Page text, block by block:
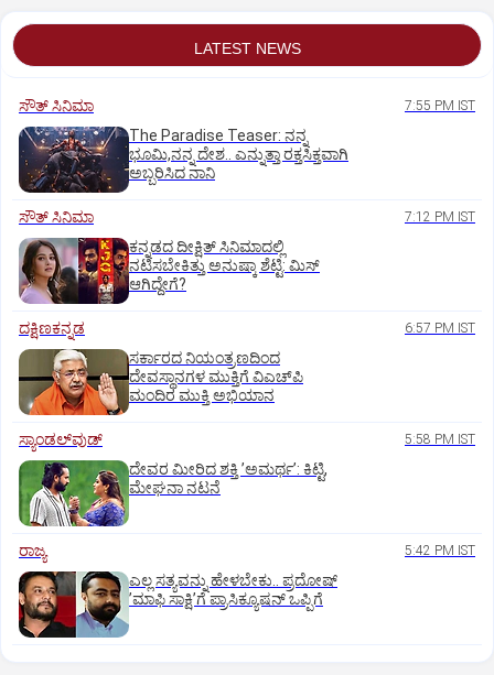
LATEST NEWS
ಸೌತ್‌ ಸಿನಿಮಾ 7:55 PM IST
The Paradise Teaser: ನನ್ನ
ಭೂಮಿ,ನನ್ನ ದೇಶ.. ಎನ್ನುತ್ತಾ ರಕ್ತಸಿಕ್ತವಾಗಿ
ಅಬ್ಬರಿಸಿದ ನಾನಿ
ಸೌತ್‌ ಸಿನಿಮಾ 7:12 PM IST
ಕನ್ನಡದ ದೀಕ್ಷಿತ್‌ ಸಿನಿಮಾದಲ್ಲಿ
ನಟಿಸಬೇಕಿತ್ತು ಅನುಷ್ಕಾ ಶೆಟ್ಟಿ: ಮಿಸ್‌
ಆಗಿದ್ದೇಗೆ?
ದಕ್ಷಿಣಕನ್ನಡ 6:57 PM IST
ಸರ್ಕಾರದ ನಿಯಂತ್ರಣದಿಂದ
ದೇವಸ್ಥಾನಗಳ ಮುಕ್ತಿಗೆ ವಿಎಚ್‌ಪಿ
ಮಂದಿರ ಮುಕ್ತಿ ಅಭಿಯಾನ
ಸ್ಯಾಂಡಲ್‌ವುಡ್‌ 5:58 PM IST
ದೇವರ ಮೀರಿದ ಶಕ್ತಿ ʼಅಮರ್ಥʼ: ಕಿಟ್ಟಿ,
ಮೇಘನಾ ನಟನೆ
ರಾಜ್ಯ 5:42 PM IST
ಎಲ್ಲ ಸತ್ಯವನ್ನು ಹೇಳಬೇಕು.. ಪ್ರದೋಷ್‌
ʼಮಾಫಿ ಸಾಕ್ಷಿʼಗೆ ಪ್ರಾಸಿಕ್ಯೂಷನ್ ಒಪ್ಪಿಗೆ